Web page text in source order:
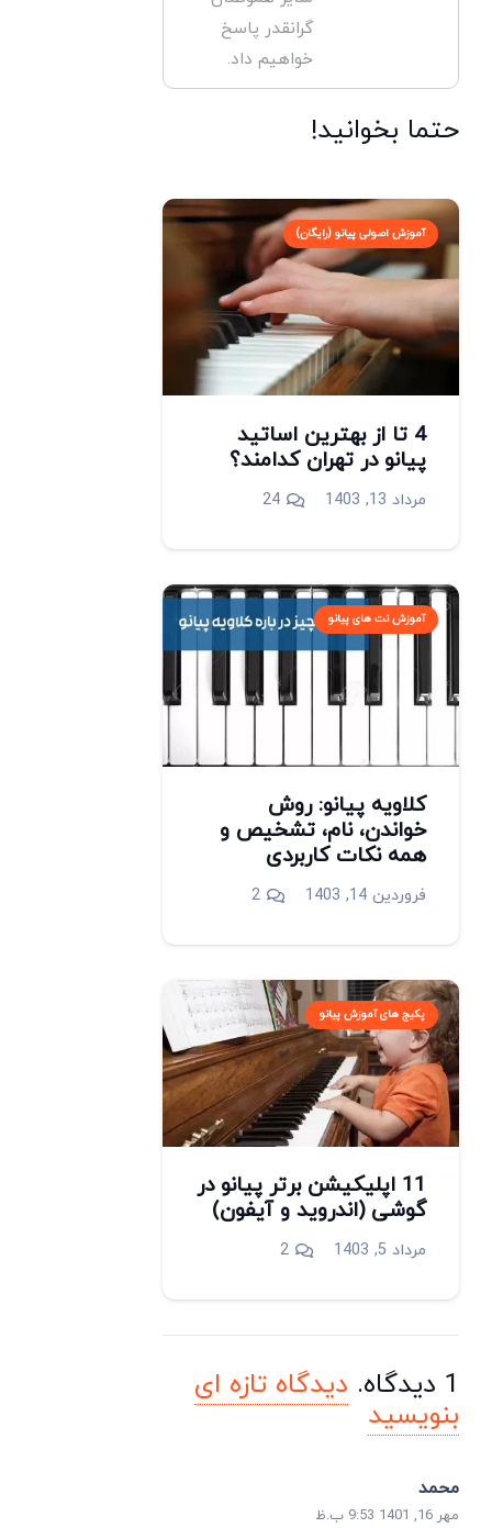
گرانقدر پاسخ
خواهیم داد.
حتما بخوانید!
آموزش اصولی پیانو (رایگان)
4 تا از بهترین اساتید
پیانو در تهران کدامند؟
مرداد 13, 1403 24دیدگاه
آموزش نت های پیانو
کلاویه پیانو: روش
خواندن، نام، تشخیص و
همه نکات کاربردی
فروردین 14, 1403 2دیدگاه
پکیج های آموزش پیانو
11 اپلیکیشن برتر پیانو در
گوشی (اندروید و آیفون)
مرداد 5, 1403 2دیدگاه
1 دیدگاه. دیدگاه تازه ای
بنویسید
محمد
مهر 16, 1401 9:53 ب.ظ